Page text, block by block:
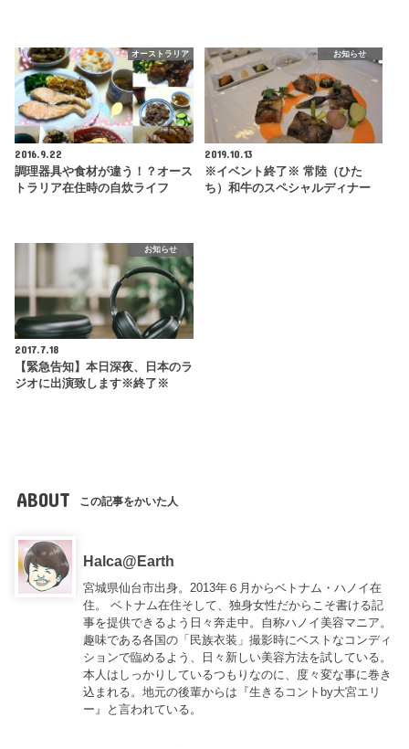
オーストラリア
2016.9.22
調理器具や食材が違う！？オース
トラリア在住時の自炊ライフ
お知らせ
2019.10.13
※イベント終了※ 常陸（ひた
ち）和牛のスペシャルディナー
お知らせ
2017.7.18
【緊急告知】本日深夜、日本のラ
ジオに出演致します※終了※
ABOUT この記事をかいた人
Halca@Earth
宮城県仙台市出身。2013年６月からベトナム・ハノイ在
住。 ベトナム在住そして、独身女性だからこそ書ける記
事を提供できるよう日々奔走中。自称ハノイ美容マニア。
趣味である各国の「民族衣装」撮影時にベストなコンディ
ションで臨めるよう、日々新しい美容方法を試している。
本人はしっかりしているつもりなのに、度々変な事に巻き
込まれる。地元の後輩からは『生きるコントby大宮エリ
ー』と言われている。